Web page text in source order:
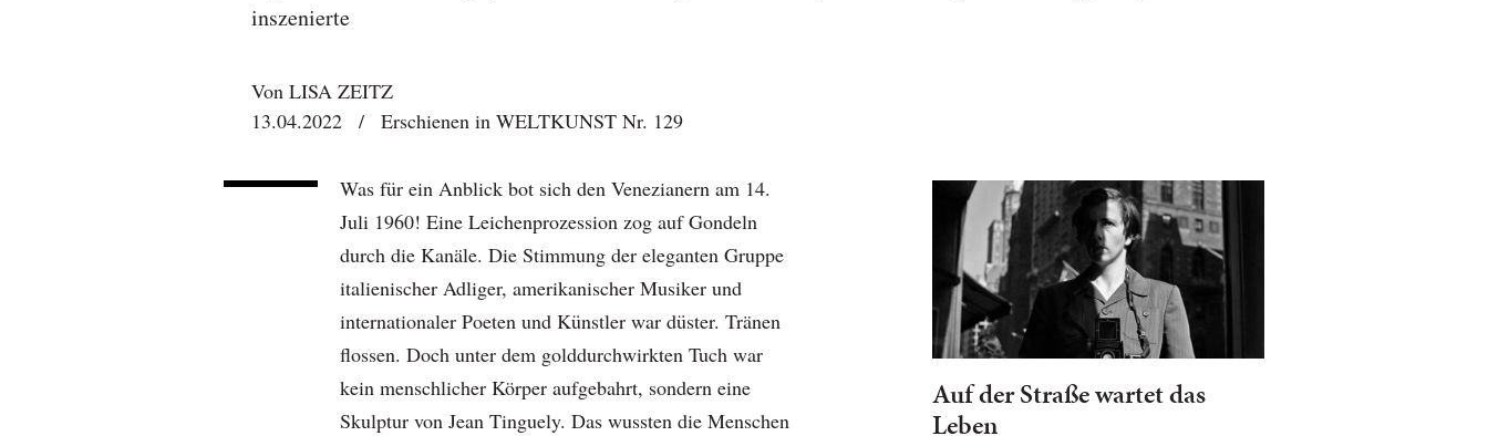
inszenierte
Von LISA ZEITZ
13.04.2022
/ Erschienen in WELTKUNST Nr. 129
Was für ein Anblick bot sich den Venezianern am 14.
Juli 1960! Eine Leichenprozession zog auf Gondeln
durch die Kanäle. Die Stimmung der eleganten Gruppe
italienischer Adliger, amerikanischer Musiker und
internationaler Poeten und Künstler war düster. Tränen
flossen. Doch unter dem golddurchwirkten Tuch war
kein menschlicher Körper aufgebahrt, sondern eine
Skulptur von Jean Tinguely. Das wussten die Menschen
Auf der Straße wartet das
Leben